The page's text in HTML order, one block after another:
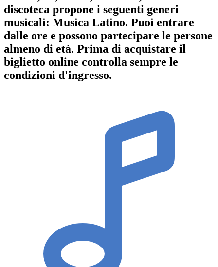
discoteca propone i seguenti generi
musicali: Musica Latino. Puoi entrare
dalle ore e possono partecipare le persone
almeno di età. Prima di acquistare il
biglietto online controlla sempre le
condizioni d'ingresso.